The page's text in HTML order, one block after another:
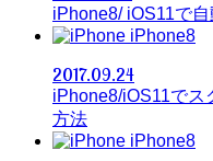
iPhone8/ iOS11で
iPhone8
2017.09.24
iPhone8/iOS11でス
方法
iPhone8